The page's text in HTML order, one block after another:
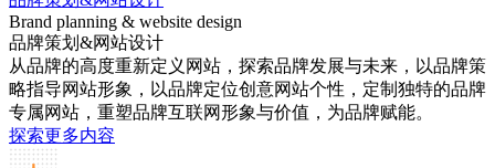
Brand planning & website design
品牌策划&网站设计
从品牌的高度重新定义网站，探索品牌发展与未来，以品牌策
略指导网站形象，以品牌定位创意网站个性，定制独特的品牌
专属网站，重塑品牌互联网形象与价值，为品牌赋能。
探索更多内容